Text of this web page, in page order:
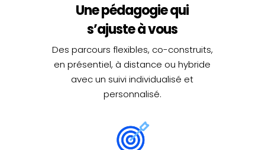
Une pédagogie qui
s’ajuste à vous
Des parcours flexibles, co-construits,
en présentiel, à distance ou hybride
avec un suivi individualisé et
personnalisé.